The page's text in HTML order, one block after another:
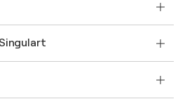
commercial
d'art original